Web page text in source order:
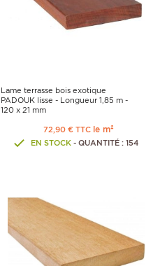
Lame terrasse bois exotique
PADOUK lisse - Longueur 1,85 m -
120 x 21 mm
72,90 € TTC le m²
EN STOCK - QUANTITÉ : 154